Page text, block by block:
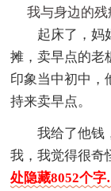
我与身边的残
起床了，妈
摊，卖早点的老
印象当中初中，
持来卖早点。
我给了他钱
我，我觉得很奇
处隐藏8052个